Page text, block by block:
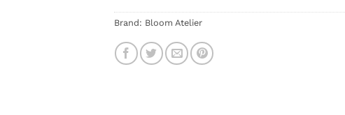
Brand: Bloom Atelier